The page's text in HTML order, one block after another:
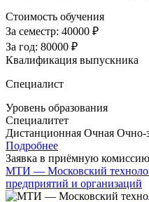
Стоимость обучения
За семестр: 40000 ₽
За год: 80000 ₽
Квалификация выпускника
Специалист
Уровень образования
Специалитет
Дистанционная Очная Очно-
Подробнее
Заявка в приёмную комиссию
МТИ — Московский
предприятий и организаций